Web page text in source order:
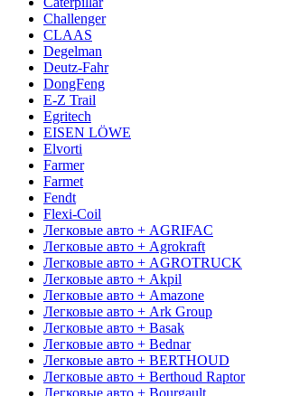
Challenger
CLAAS
Degelman
Deutz-Fahr
DongFeng
E-Z Trail
Egritech
EISEN LÖWE
Elvorti
Farmer
Farmet
Fendt
Flexi-Coil
Легковые авто + AGRIFAC
Легковые авто + Agrokraft
Легковые авто + AGROTRUCK
Легковые авто + Akpil
Легковые авто + Amazone
Легковые авто + Ark Group
Легковые авто + Basak
Легковые авто + Bednar
Легковые авто + BERTHOUD
Легковые авто + Berthoud Raptor
Легковые авто + Bourgault